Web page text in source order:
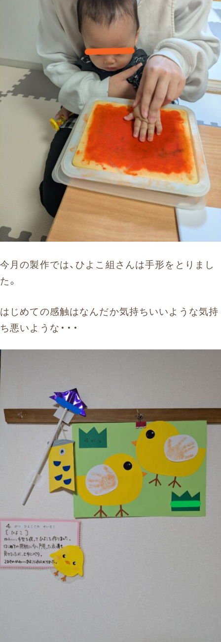
今月の製作では、ひよこ組さんは手形をとりまし
た。
はじめての感触はなんだか気持ちいいような気持
ち悪いような・・・